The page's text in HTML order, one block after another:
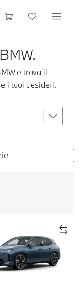
e trova il
i tuoi desideri.